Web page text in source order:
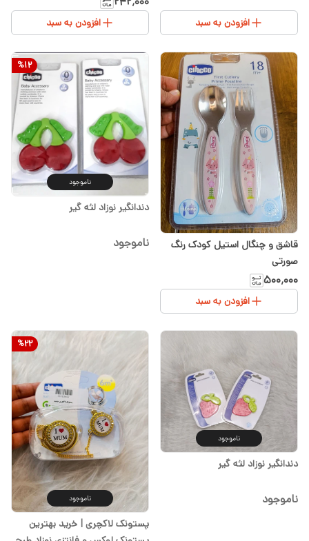
افزودن به سبد افزودن به سبد
قاشق و چنگال استیل کودک رنگ
صورتی
۵۰۰٬۰۰۰
افزودن به سبد
%12
ناموجود
دندانگیر نوزاد لثه گیر
ناموجود
ناموجود
دندانگیر نوزاد لثه گیر
ناموجود
%22
ناموجود
پستونک لاکچری | خرید بهترین